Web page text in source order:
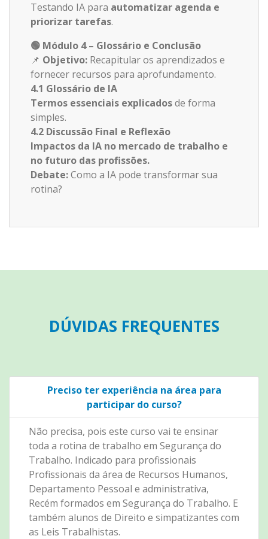
Testando IA para automatizar agenda e
priorizar tarefas.
🟢 Módulo 4 – Glossário e Conclusão
📌 Objetivo: Recapitular os aprendizados e
fornecer recursos para aprofundamento.
4.1 Glossário de IA
Termos essenciais explicadosde forma
simples.
4.2 Discussão Final e Reflexão
Impactos da IA no mercado de trabalho e
no futuro das profissões.
Debate:Como a IA pode transformar sua
rotina?
DÚVIDAS FREQUENTES
Preciso ter experiência na área para
participar do curso?
Não precisa, pois este curso vai te ensinar
toda a rotina de trabalho em Segurança do
Trabalho. Indicado para profissionais
Profissionais da área de Recursos Humanos,
Departamento Pessoal e administrativa,
Recém formados em Segurança do Trabalho. E
também alunos de Direito e simpatizantes com
as Leis Trabalhistas.